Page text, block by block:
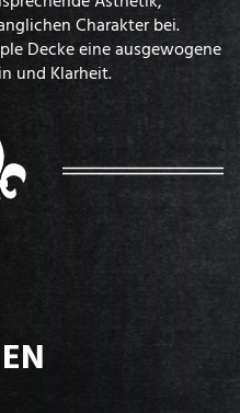
Charakter bei.
Decke eine ausgewogene
und Klarheit.